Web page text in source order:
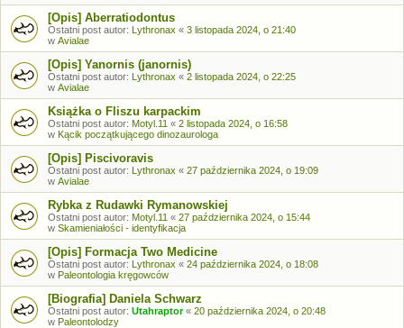
[Opis] Aberratiodontus
Ostatni post autor: Lythronax « 3 listopada 2024, o 21:40
w Avialae
[Opis] Yanornis (janornis)
Ostatni post autor: Lythronax « 2 listopada 2024, o 22:25
w Avialae
Książka o Fliszu karpackim
Ostatni post autor: Motyl.11 « 2 listopada 2024, o 16:58
w Kącik początkującego dinozaurologa
[Opis] Piscivoravis
Ostatni post autor: Lythronax « 27 października 2024, o 19:09
w Avialae
Rybka z Rudawki Rymanowskiej
Ostatni post autor: Motyl.11 « 27 października 2024, o 15:44
w Skamieniałości - identyfikacja
[Opis] Formacja Two Medicine
Ostatni post autor: Lythronax « 24 października 2024, o 18:08
w Paleontologia kręgowców
[Biografia] Daniela Schwarz
Ostatni post autor: Utahraptor« 20 października 2024, o 20:48
w Paleontolodzy